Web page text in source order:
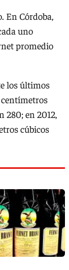
En Córdoba,
uno
promedio
los últimos
280; en 2012,
cúbicos